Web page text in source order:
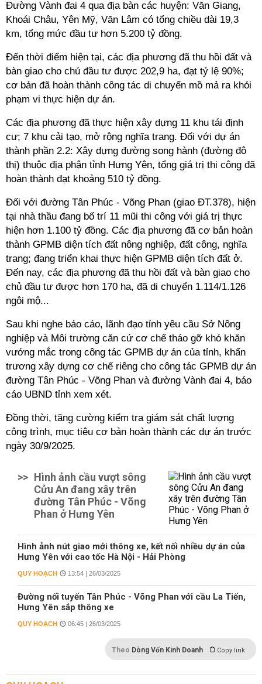
Đường Vành đai 4 qua địa bàn các huyện: Văn Giang,
Khoái Châu, Yên Mỹ, Văn Lâm có tổng chiều dài 19,3
km, tổng mức đầu tư hơn 5.200 tỷ đồng.
Đến thời điểm hiện tại, các địa phương đã thu hồi đất và
bàn giao cho chủ đầu tư được 202,9 ha, đạt tỷ lệ 90%;
cơ bản đã hoàn thành công tác di chuyển mồ mả ra khỏi
phạm vi thực hiện dự án.
Các địa phương đã thực hiện xây dựng 11 khu tái định
cư; 7 khu cải tạo, mở rộng nghĩa trang. Đối với dự án
thành phần 2.2: Xây dựng đường song hành (đường đô
thị) thuộc địa phận tỉnh Hưng Yên, tổng giá trị thi công đã
hoàn thành đạt khoảng 510 tỷ đồng.
Đối với đường Tân Phúc - Võng Phan (giao ĐT.378), hiện
tại nhà thầu đang bố trí 11 mũi thi công với giá trị thực
hiện hơn 1.100 tỷ đồng. Các địa phương đã cơ bản hoàn
thành GPMB diện tích đất nông nghiệp, đất công, nghĩa
trang; đang triển khai thực hiện GPMB diện tích đất ở.
Đến nay, các địa phương đã thu hồi đất và bàn giao cho
chủ đầu tư được hơn 170 ha, đã di chuyển 1.114/1.126
ngôi mộ...
Sau khi nghe báo cáo, lãnh đạo tỉnh yêu cầu Sở Nông
nghiệp và Môi trường căn cứ cơ chế tháo gỡ khó khăn
vướng mắc trong công tác GPMB dự án của tỉnh, khẩn
trương xây dựng cơ chế riêng cho công tác GPMB dự án
đường Tân Phúc - Võng Phan và đường Vành đai 4, báo
cáo UBND tỉnh xem xét.
Đồng thời, tăng cường kiểm tra giám sát chất lượng
công trình, mục tiêu cơ bản hoàn thành các dự án trước
ngày 30/9/2025.
>> Hình ảnh cầu vượt sông
Cửu An đang xây trên
đường Tân Phúc - Võng
Phan ở Hưng Yên
Hình ảnh nút giao mới thông xe, kết nối nhiều dự án của
Hưng Yên với cao tốc Hà Nội - Hải Phòng
QUY HOẠCH 13:54 | 26/03/2025
Đường nối tuyến Tân Phúc - Võng Phan với cầu La Tiến,
Hưng Yên sắp thông xe
QUY HOẠCH 06:45 | 26/03/2025
Theo Dòng Vốn Kinh Doanh Copy link